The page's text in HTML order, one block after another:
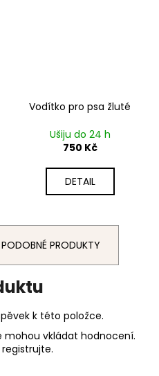
Vodítko pro psa žluté
Ušiju do 24 h
750 Kč
DETAIL
PRODUKTY
k této položce.
mohou vkládat hodnocení.
registrujte.